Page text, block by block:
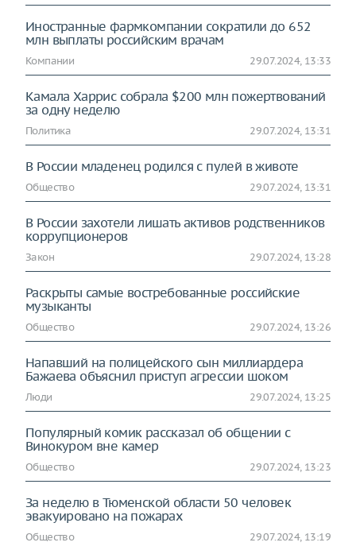
Иностранные фармкомпании сократили до 652
млн выплаты российским врачам
Компании 29.07.2024, 13:33
Камала Харрис собрала $200 млн пожертвований
за одну неделю
Политика 29.07.2024, 13:31
В России младенец родился с пулей в животе
Общество 29.07.2024, 13:31
В России захотели лишать активов родственников
коррупционеров
Закон 29.07.2024, 13:28
Раскрыты самые востребованные российские
музыканты
Общество 29.07.2024, 13:26
Напавший на полицейского сын миллиардера
Бажаева объяснил приступ агрессии шоком
Люди 29.07.2024, 13:25
Популярный комик рассказал об общении с
Винокуром вне камер
Общество 29.07.2024, 13:23
За неделю в Тюменской области 50 человек
эвакуировано на пожарах
Общество 29.07.2024, 13:19